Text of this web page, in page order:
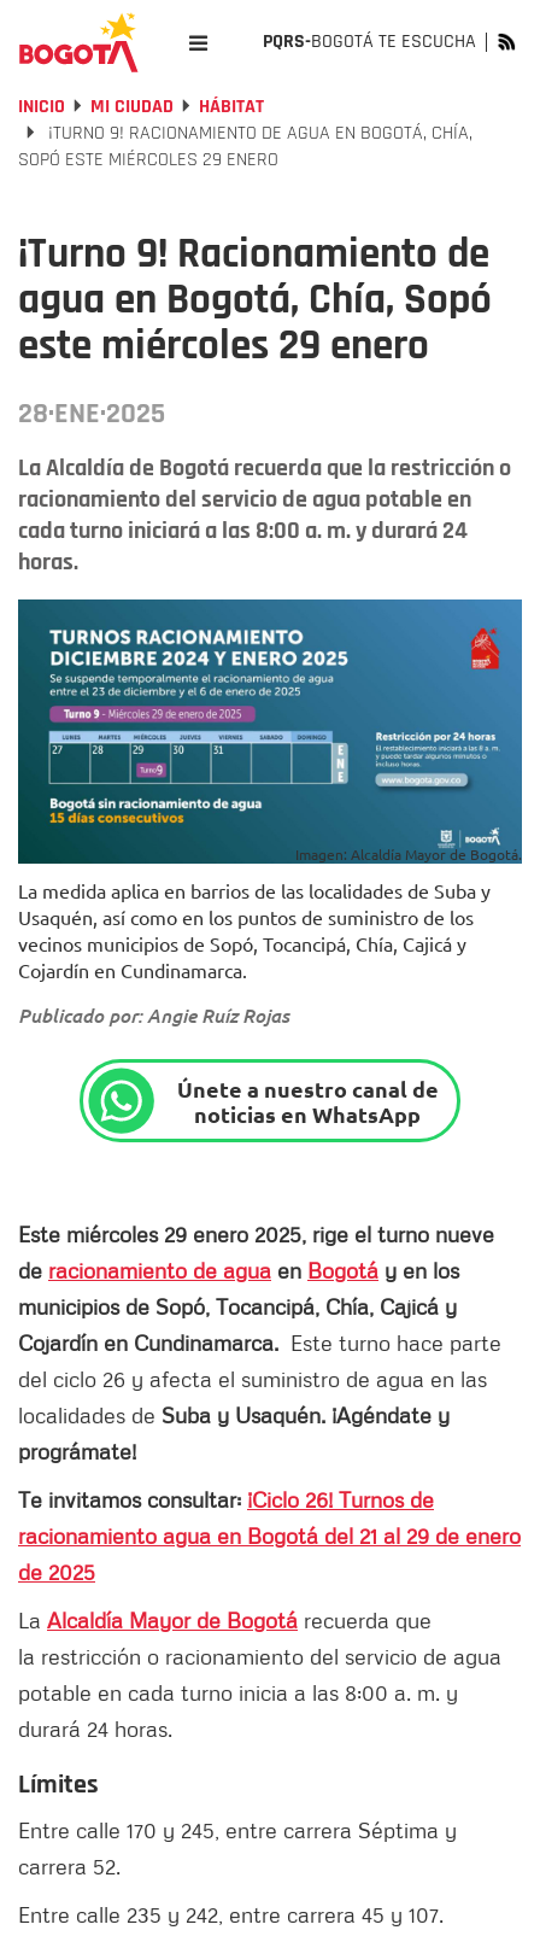
PQRS-BOGOTÁ TE ESCUCHA
INICIO MI CIUDAD
HÁBITAT
¡TURNO 9! RACIONAMIENTO DE AGUA EN BOGOTÁ, CHÍA,
SOPÓ ESTE MIÉRCOLES 29 ENERO
¡Turno 9! Racionamiento de
agua en Bogotá, Chía, Sopó
este miércoles 29 enero
28·ENE·2025
La Alcaldía de Bogotá recuerda que la restricción o
racionamiento del servicio de agua potable en
cada turno iniciará a las 8:00 a. m. y durará 24
horas.
Imagen: Alcaldía Mayor de Bogotá.
La medida aplica en barrios de las localidades de Suba y
Usaquén, así como en los puntos de suministro de los
vecinos municipios de Sopó, Tocancipá, Chía, Cajicá y
Cojardín en Cundinamarca.
Publicado por: Angie Ruíz Rojas
Únete a nuestro canal de
noticias en WhatsApp
Este miércoles 29 enero 2025, rige el turno nueve
de racionamiento de agua en Bogotá y en los
municipios de Sopó, Tocancipá, Chía, Cajicá y
Cojardín en Cundinamarca. Este turno hace parte
del ciclo 26 y afecta el suministro de agua en las
localidades de Suba y Usaquén. ¡Agéndate y
prográmate!
Te invitamos consultar: ¡Ciclo 26! Turnos de
racionamiento agua en Bogotá del 21 al 29 de enero
de 2025
La Alcaldía Mayor de Bogotá recuerda que
la restricción o racionamiento del servicio de agua
potable en cada turno inicia a las 8:00 a. m. y
durará 24 horas.
Límites
Entre calle 170 y 245, entre carrera Séptima y
carrera 52.
Entre calle 235 y 242, entre carrera 45 y 107.